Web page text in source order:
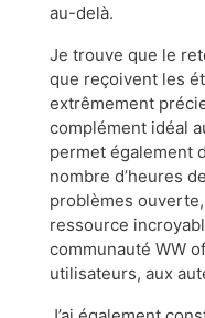
au-delà.
Je trouve que le
que reçoivent les
extrêmement
complément idéal
permet également
nombre d’heures
problèmes
ressource
communauté WW
utilisateurs, aux